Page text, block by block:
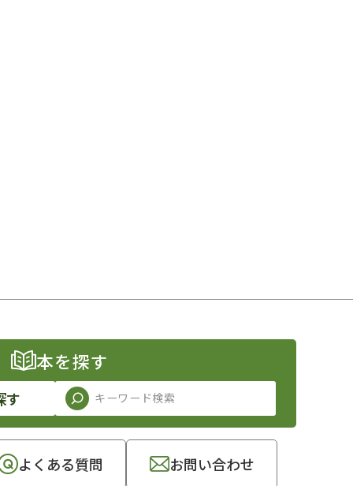
本を探す
す
よくある質問 お問い合わせ